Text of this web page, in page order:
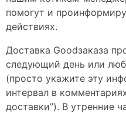
помогут и
действиях.
Доставка Goodзаказа
следующий день или
(просто укажите эту
интервал в
доставки”). В утренние